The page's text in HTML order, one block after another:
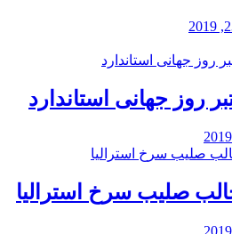
صلیب سرخ استرالیا